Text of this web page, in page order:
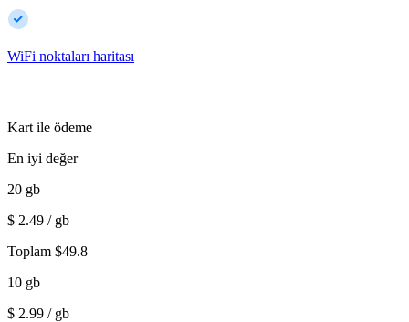
WiFi noktaları haritası
Kart ile ödeme
En iyi değer
20 gb
$ 2.49 / gb
Toplam $49.8
10 gb
$ 2.99 / gb